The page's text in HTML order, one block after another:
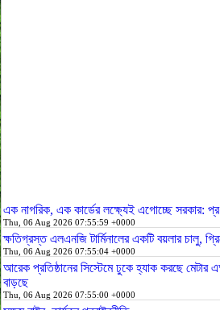
এক নাগরিক, এক কার্ডের লক্ষ্যেই এগোচ্ছে সরকার:
Thu, 06 Aug 2026 07:55:59 +0000
ক্ষতিগ্রস্ত এলএনজি টার্মিনালের একটি বয়লার চালু,
Thu, 06 Aug 2026 07:55:04 +0000
আরেক প্রতিষ্ঠানের সিস্টেমে ঢুকে হ্যাক করছে
বাড়ছে
Thu, 06 Aug 2026 07:55:00 +0000